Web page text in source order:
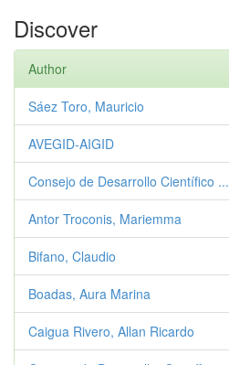
Discover
Author
Sáez Toro, Mauricio
AVEGID-AIGID
Consejo de Desarrollo Científico ...
Antor Troconis, Mariemma
Bifano, Claudio
Boadas, Aura Marina
Caigua Rivero, Allan Ricardo